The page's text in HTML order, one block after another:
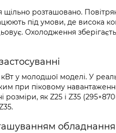
розташовано.
під умови, де висока
Охолодження
у молодшої моделі. У
при піковому
як Z25 і Z35
обладнання